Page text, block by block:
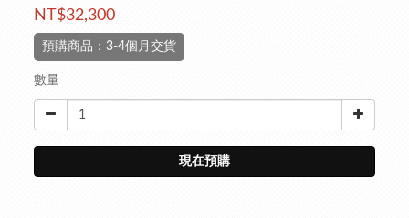
NT$32,300
預購商品：3-4個月交貨
數量
現在預購